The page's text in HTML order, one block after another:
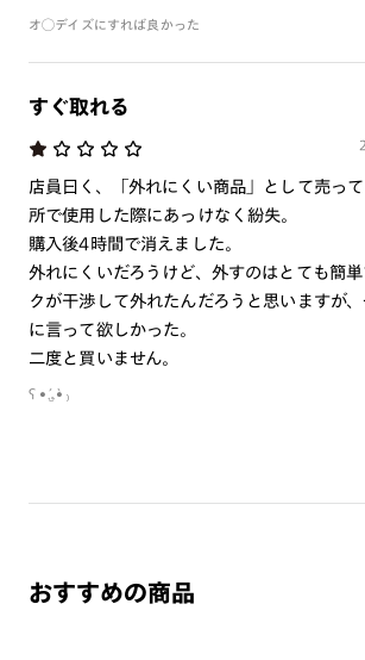
オ◯デイズにすれば良かった
すぐ取れる
店員曰く、「外れにくい商品」として売っ
所で使用した際にあっけなく紛失。
購入後4時間で消えました。
外れにくいだろうけど、外すのはとても簡
クが干渉して外れたんだろうと思いますが
に言って欲しかった。
二度と買いません。
ʕ •́؈•̀ ₎
おすすめの商品